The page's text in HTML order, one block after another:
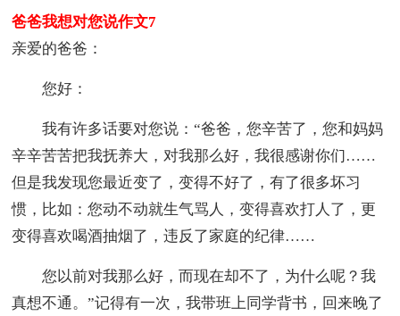
爸爸我想对您说作文7
亲爱的爸爸：
您好：
我有许多话要对您说：“爸爸，您辛苦了，您和妈妈
辛辛苦苦把我抚养大，对我那么好，我很感谢你们……
但是我发现您最近变了，变得不好了，有了很多坏习
惯，比如：您动不动就生气骂人，变得喜欢打人了，更
变得喜欢喝酒抽烟了，违反了家庭的纪律……
您以前对我那么好，而现在却不了，为什么呢？我
真想不通。”记得有一次，我带班上同学背书，回来晚了